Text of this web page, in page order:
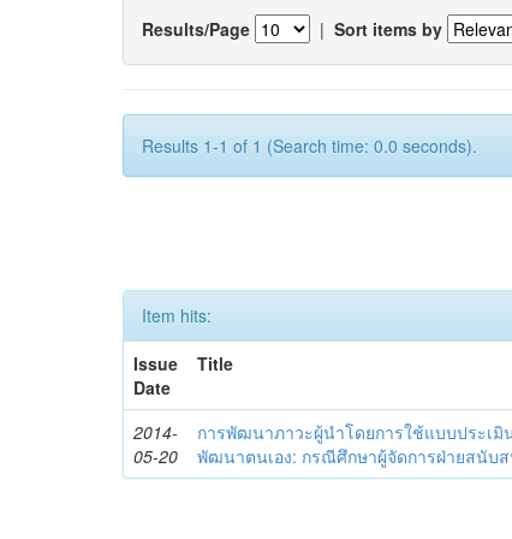
Results/Page | Sort items by
Results 1-1 of 1 (Search time: 0.0 seconds).
Item hits:
Issue
Date
Title
2014-
05-20
การพัฒนาภาวะผู้นำโดยการใช้แบบประเ
พัฒนาตนเอง: กรณีศึกษาผู้จัดการฝ่ายสนับ